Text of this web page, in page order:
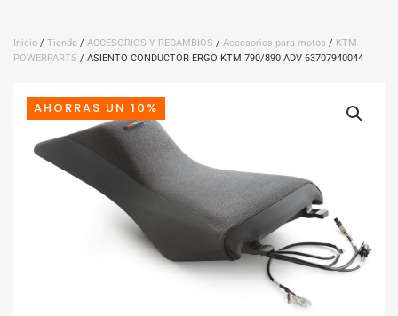
Inicio / Tienda / ACCESORIOS Y RECAMBIOS / Accesorios para motos / KTM
POWERPARTS / ASIENTO CONDUCTOR ERGO KTM 790/890 ADV 63707940044
AHORRAS UN 10%